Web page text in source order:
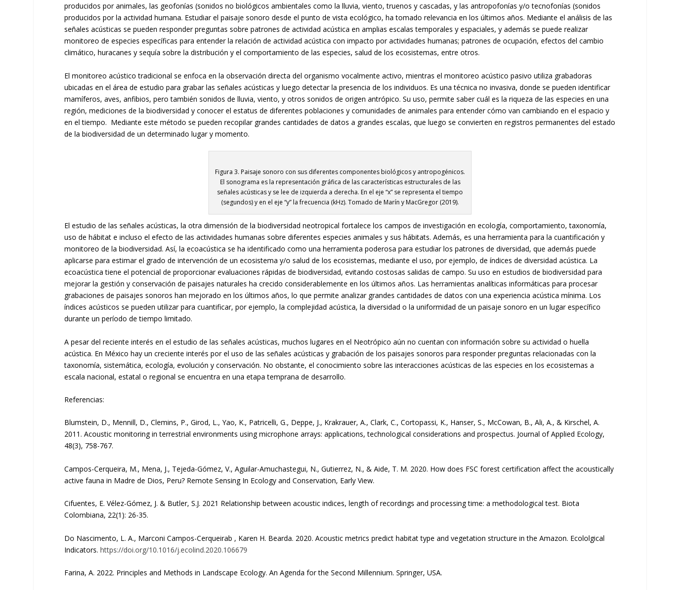
producidos por animales, las geofonías (sonidos no biológicos ambientales como la lluvia, viento, truenos y cascadas, y las antropofonías y/o tecnofonías (sonidos
producidos por la actividad humana. Estudiar el paisaje sonoro desde el punto de vista ecológico, ha tomado relevancia en los últimos años. Mediante el análisis de las
señales acústicas se pueden responder preguntas sobre patrones de actividad acústica en amplias escalas temporales y espaciales, y además se puede realizar
monitoreo de especies específicas para entender la relación de actividad acústica con impacto por actividades humanas; patrones de ocupación, efectos del cambio
climático, huracanes y sequía sobre la distribución y el comportamiento de las especies, salud de los ecosistemas, entre otros.
El monitoreo acústico tradicional se enfoca en la observación directa del organismo vocalmente activo, mientras el monitoreo acústico pasivo utiliza grabadoras
ubicadas en el área de estudio para grabar las señales acústicas y luego detectar la presencia de los individuos. Es una técnica no invasiva, donde se pueden identificar
mamíferos, aves, anfibios, pero también sonidos de lluvia, viento, y otros sonidos de origen antrópico. Su uso, permite saber cuál es la riqueza de las especies en una
región, mediciones de la biodiversidad y conocer el estatus de diferentes poblaciones y comunidades de animales para entender cómo van cambiando en el espacio y
en el tiempo. Mediante este método se pueden recopilar grandes cantidades de datos a grandes escalas, que luego se convierten en registros permanentes del estado
de la biodiversidad de un determinado lugar y momento.
Figura 3. Paisaje sonoro con sus diferentes componentes biológicos y antropogénicos.
El sonograma es la representación gráfica de las características estructurales de las
señales acústicas y se lee de izquierda a derecha. En el eje “x” se representa el tiempo
(segundos) y en el eje “y” la frecuencia (kHz). Tomado de Marín y MacGregor (2019).
El estudio de las señales acústicas, la otra dimensión de la biodiversidad neotropical fortalece los campos de investigación en ecología, comportamiento, taxonomía,
uso de hábitat e incluso el efecto de las actividades humanas sobre diferentes especies animales y sus hábitats. Además, es una herramienta para la cuantificación y
monitoreo de la biodiversidad. Así, la ecoacústica se ha identificado como una herramienta poderosa para estudiar los patrones de diversidad, que además puede
aplicarse para estimar el grado de intervención de un ecosistema y/o salud de los ecosistemas, mediante el uso, por ejemplo, de índices de diversidad acústica. La
ecoacústica tiene el potencial de proporcionar evaluaciones rápidas de biodiversidad, evitando costosas salidas de campo. Su uso en estudios de biodiversidad para
mejorar la gestión y conservación de paisajes naturales ha crecido considerablemente en los últimos años. Las herramientas analíticas informáticas para procesar
grabaciones de paisajes sonoros han mejorado en los últimos años, lo que permite analizar grandes cantidades de datos con una experiencia acústica mínima. Los
índices acústicos se pueden utilizar para cuantificar, por ejemplo, la complejidad acústica, la diversidad o la uniformidad de un paisaje sonoro en un lugar específico
durante un período de tiempo limitado.
A pesar del reciente interés en el estudio de las señales acústicas, muchos lugares en el Neotrópico aún no cuentan con información sobre su actividad o huella
acústica. En México hay un creciente interés por el uso de las señales acústicas y grabación de los paisajes sonoros para responder preguntas relacionadas con la
taxonomía, sistemática, ecología, evolución y conservación. No obstante, el conocimiento sobre las interacciones acústicas de las especies en los ecosistemas a
escala nacional, estatal o regional se encuentra en una etapa temprana de desarrollo.
Referencias:
Blumstein, D., Mennill, D., Clemins, P., Girod, L., Yao, K., Patricelli, G., Deppe, J., Krakrauer, A., Clark, C., Cortopassi, K., Hanser, S., McCowan, B., Ali, A., & Kirschel, A.
2011. Acoustic monitoring in terrestrial environments using microphone arrays: applications, technological considerations and prospectus. Journal of Applied Ecology,
48(3), 758-767.
Campos-Cerqueira, M., Mena, J., Tejeda-Gómez, V., Aguilar-Amuchastegui, N., Gutierrez, N., & Aide, T. M. 2020. How does FSC forest certification affect the acoustically
active fauna in Madre de Dios, Peru? Remote Sensing In Ecology and Conservation, Early View.
Cifuentes, E. Vélez-Gómez, J. & Butler, S.J. 2021 Relationship between acoustic indices, length of recordings and processing time: a methodological test. Biota
Colombiana, 22(1): 26-35.
Do Nascimento, L. A., Marconi Campos-Cerqueirab , Karen H. Bearda. 2020. Acoustic metrics predict habitat type and vegetation structure in the Amazon. Ecololgical
Indicators.https://doi.org/10.1016/j.ecolind.2020.106679
Farina, A. 2022. Principles and Methods in Landscape Ecology. An Agenda for the Second Millennium. Springer, USA.